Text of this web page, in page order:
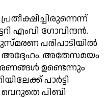
പ്രതീക്ഷിച്ചിരുന്നെന്ന്
എംവി ഗോവിന്ദന്‍.
പരിപാടിയില്‍
അതേസമയം
ഉണ്ടെന്നും
പാര്‍ട്ടി
വെറുതെ പിബി